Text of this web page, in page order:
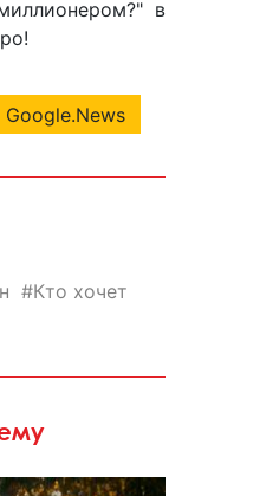
в
Google.News
Кто хочет